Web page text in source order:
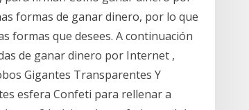
formas de ganar dinero, por lo que
formas que desees. A continuación
de ganar dinero por Internet ,
Gigantes Transparentes Y
esfera Confeti para rellenar a